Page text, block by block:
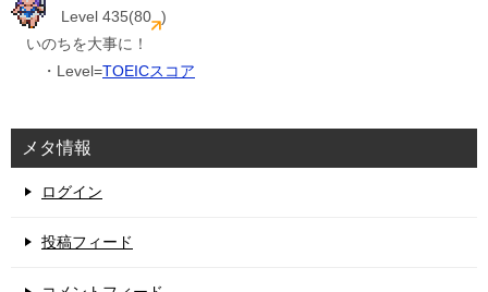
Level 435(80 )
いのちを大事に！
・Level=TOEICスコア
メタ情報
ログイン
投稿フィード